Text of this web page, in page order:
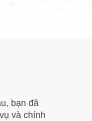
bạn đã
và chính